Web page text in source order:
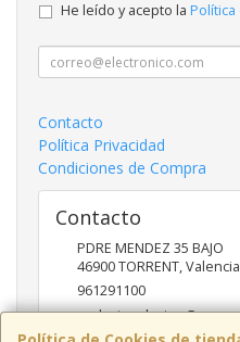
He leído y acepto la Política
Contacto
Política Privacidad
Condiciones de Compra
Contacto
PDRE MENDEZ 35 BAJO
46900TORRENT,Valencia
961291100